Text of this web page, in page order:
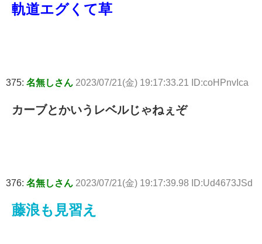
軌道エグくて草
375: 名無しさん 2023/07/21(金) 19:17:33.21 ID:coHPnvIca
カーブとかいうレベルじゃねぇぞ
376: 名無しさん 2023/07/21(金) 19:17:39.98 ID:Ud4673JSd
藤浪も見習え